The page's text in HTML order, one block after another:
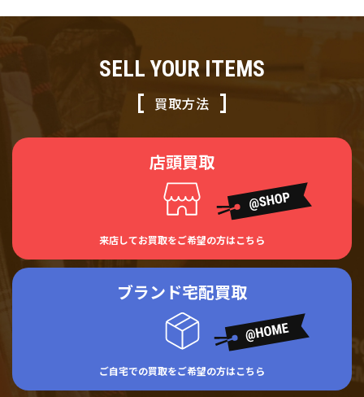
い取りました！
SELL YOUR ITEMS
買取方法
店頭買取
来店してお買取をご希望の方はこちら
ブランド宅配買取
ご自宅での買取をご希望の方はこちら